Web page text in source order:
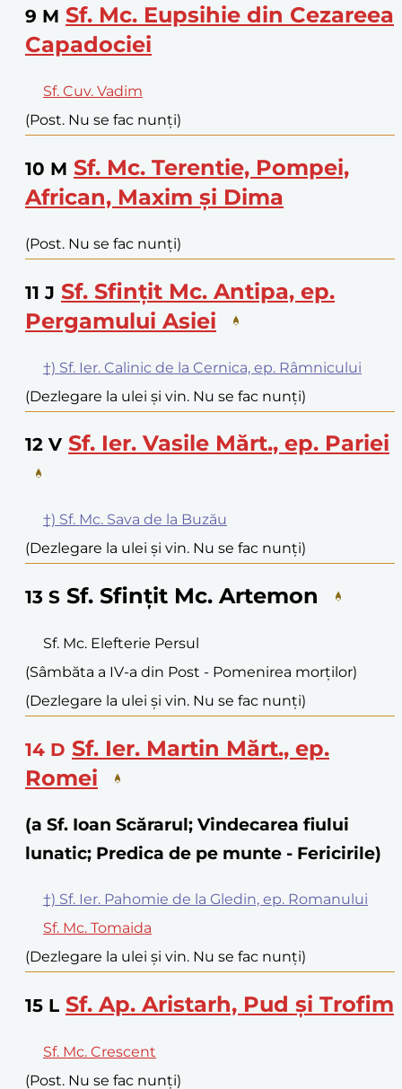
9 M Sf. Mc. Eupsihie din Cezareea
Capadociei
Sf. Cuv. Vadim
(Post. Nu se fac nunți)
10 M Sf. Mc. Terentie, Pompei,
African, Maxim și Dima
(Post. Nu se fac nunți)
11 J Sf. Sfințit Mc. Antipa, ep.
Pergamului Asiei
†) Sf. Ier. Calinic de la Cernica, ep. Râmnicului
(Dezlegare la ulei și vin. Nu se fac nunți)
12 V Sf. Ier. Vasile Mărt., ep. Pariei
†) Sf. Mc. Sava de la Buzău
(Dezlegare la ulei și vin. Nu se fac nunți)
13 S Sf. Sfințit Mc. Artemon
Sf. Mc. Elefterie Persul
(Sâmbăta a IV-a din Post - Pomenirea morților)
(Dezlegare la ulei și vin. Nu se fac nunți)
14 D Sf. Ier. Martin Mărt., ep.
Romei
(a Sf. Ioan Scărarul; Vindecarea fiului
lunatic; Predica de pe munte - Fericirile)
†) Sf. Ier. Pahomie de la Gledin, ep. Romanului
Sf. Mc. Tomaida
(Dezlegare la ulei și vin. Nu se fac nunți)
15 L Sf. Ap. Aristarh, Pud și Trofim
Sf. Mc. Crescent
(Post. Nu se fac nunți)